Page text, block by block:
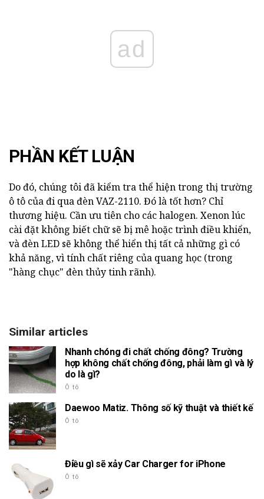
ad
PHẦN KẾT LUẬN
Do đó, chúng tôi đã kiểm tra thể hiện trong thị trường
ô tô của đi qua đèn VAZ-2110. Đó là tốt hơn? Chỉ
thương hiệu. Cần ưu tiên cho các halogen. Xenon lúc
cài đặt không biết chữ sẽ bị mê hoặc trình điều khiển,
và đèn LED sẽ không thể hiển thị tất cả những gì có
khả năng, vì tính chất riêng của quang học (trong
"hàng chục" đèn thủy tinh rãnh).
Similar articles
Nhanh chóng đi chất chống đông? Trường
hợp không chất chống đông, phải làm gì và lý
do là gì?
Ô tô
Daewoo Matiz. Thông số kỹ thuật và thiết kế
Ô tô
Điều gì sẽ xảy Car Charger for iPhone
Ô tô